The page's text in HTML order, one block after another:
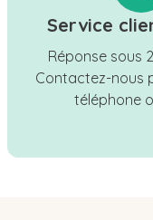
Service
Réponse sous
Contactez-nous
téléphone